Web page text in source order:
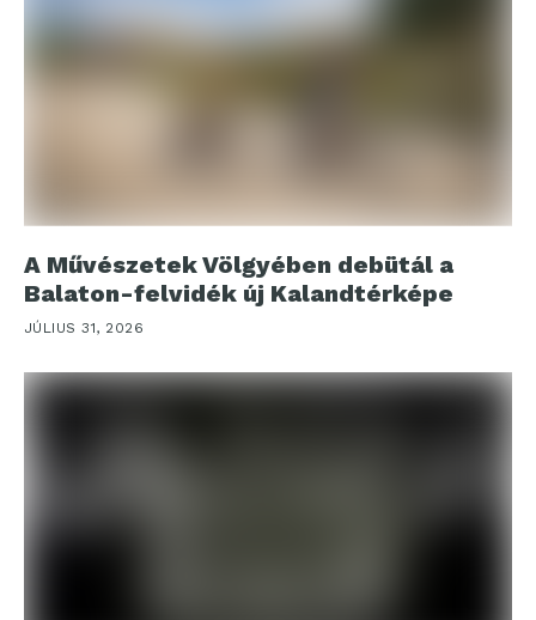
A Művészetek Völgyében debütál a
Balaton-felvidék új Kalandtérképe
JÚLIUS 31, 2026